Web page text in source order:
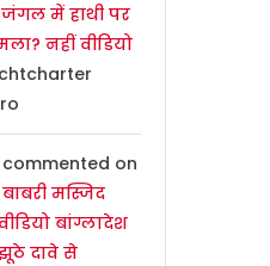
जंगल में हाथी पर
नहीं वीडियो
on
मस्जिद
बांग्लादेश
दावे से